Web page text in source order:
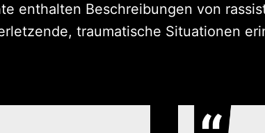
enthalten Beschreibungen von
traumatische Situationen